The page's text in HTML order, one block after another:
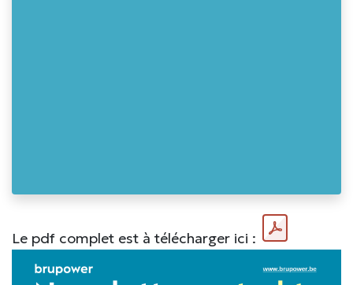
Le pdf complet est à télécharger ici :